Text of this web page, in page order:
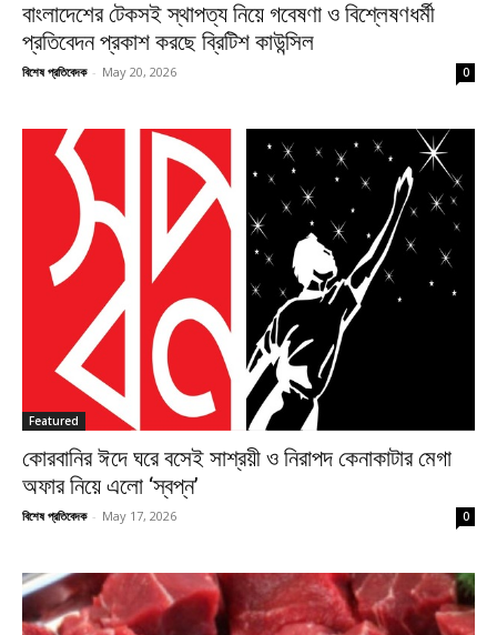
বাংলাদেশের টেকসই স্থাপত্য নিয়ে গবেষণা ও বিশ্লেষণধর্মী
প্রতিবেদন প্রকাশ করছে ব্রিটিশ কাউন্সিল
বিশেষ প্রতিবেদক - May 20, 2026 0
Featured
কোরবানির ঈদে ঘরে বসেই সাশ্রয়ী ও নিরাপদ কেনাকাটার মেগা
অফার নিয়ে এলো ‘স্বপ্ন’
বিশেষ প্রতিবেদক - May 17, 2026 0